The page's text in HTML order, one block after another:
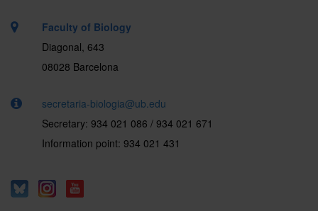
Faculty of Biology
Diagonal, 643
08028 Barcelona
secretaria-biologia@ub.edu
Secretary: 934 021 086 / 934 021 671
Information point: 934 021 431